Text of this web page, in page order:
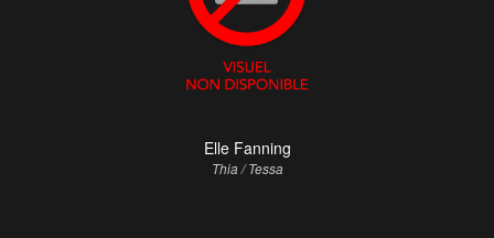
Elle Fanning
Thia / Tessa